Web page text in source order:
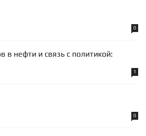
0
в нефти и связь с политикой:
1
0